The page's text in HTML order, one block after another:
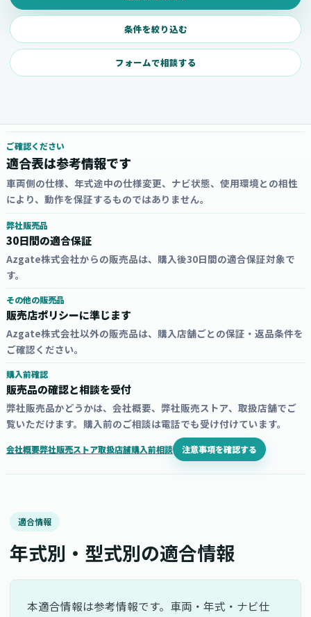
条件を絞り込む
フォームで相談する
ご確認ください
適合表は参考情報です
車両側の仕様、年式途中の仕様変更、ナビ状態、使用環境との相性
により、動作を保証するものではありません。
弊社販売品
30日間の適合保証
Azgate株式会社からの販売品は、購入後30日間の適合保証対象で
す。
その他の販売品
販売店ポリシーに準じます
Azgate株式会社以外の販売品は、購入店舗ごとの保証・返品条件を
ご確認ください。
購入前確認
販売品の確認と相談を受付
弊社販売品かどうかは、会社概要、弊社販売ストア、取扱店舗でご
覧いただけます。購入前のご相談は電話でも受け付けています。
会社概要弊社販売ストア取扱店舗購入前相談 注意事項を確認する
適合情報
年式別・型式別の適合情報
本適合情報は参考情報です。車両・年式・ナビ仕